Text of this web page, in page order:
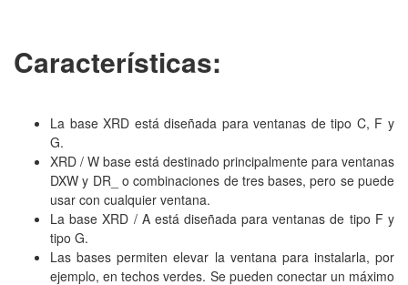
Características:
La base XRD está diseñada para ventanas de tipo C, F y
G.
XRD / W base está destinado principalmente para ventanas
DXW y DR_ o combinaciones de tres bases, pero se puede
usar con cualquier ventana.
La base XRD / A está diseñada para ventanas de tipo F y
tipo G.
Las bases permiten elevar la ventana para instalarla, por
ejemplo, en techos verdes. Se pueden conectar un máximo